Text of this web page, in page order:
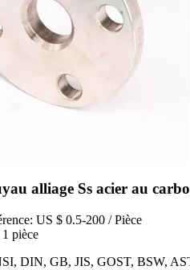
alliage Ss acier au
US $ 0.5-200 / Pièce
pièce
DIN, GB, JIS, GOST, BSW,